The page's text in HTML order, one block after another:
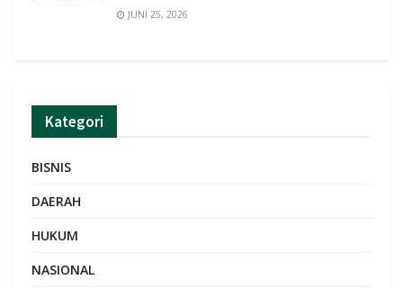
JUNI 25, 2026
Kategori
BISNIS
DAERAH
HUKUM
NASIONAL